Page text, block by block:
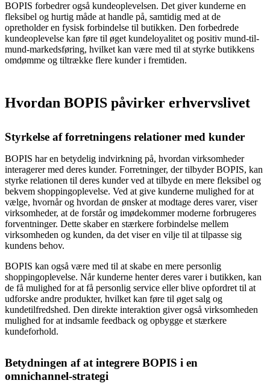
BOPIS forbedrer også kundeoplevelsen. Det giver kunderne en
fleksibel og hurtig måde at handle på, samtidig med at de
opretholder en fysisk forbindelse til butikken. Den forbedrede
kundeoplevelse kan føre til øget kundeloyalitet og positiv mund-til-
mund-markedsføring, hvilket kan være med til at styrke butikkens
omdømme og tiltrække flere kunder i fremtiden.
Hvordan BOPIS påvirker erhvervslivet
Styrkelse af forretningens relationer med kunder
BOPIS har en betydelig indvirkning på, hvordan virksomheder
interagerer med deres kunder. Forretninger, der tilbyder BOPIS, kan
styrke relationen til deres kunder ved at tilbyde en mere fleksibel og
bekvem shoppingoplevelse. Ved at give kunderne mulighed for at
vælge, hvornår og hvordan de ønsker at modtage deres varer, viser
virksomheder, at de forstår og imødekommer moderne forbrugeres
forventninger. Dette skaber en stærkere forbindelse mellem
virksomheden og kunden, da det viser en vilje til at tilpasse sig
kundens behov.
BOPIS kan også være med til at skabe en mere personlig
shoppingoplevelse. Når kunderne henter deres varer i butikken, kan
de få mulighed for at få personlig service eller blive opfordret til at
udforske andre produkter, hvilket kan føre til øget salg og
kundetilfredshed. Den direkte interaktion giver også virksomheden
mulighed for at indsamle feedback og opbygge et stærkere
kundeforhold.
Betydningen af at integrere BOPIS i en
omnichannel-strategi